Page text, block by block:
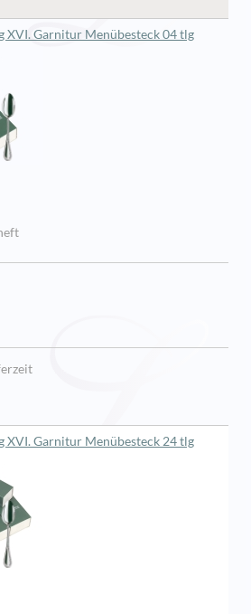
XVI. Garnitur Menübesteck 04 tlg
XVI. Garnitur Menübesteck 24 tlg